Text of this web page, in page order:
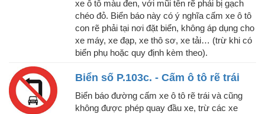
xe ô tô màu đen, với mũi tên rẽ phải bị gạch
chéo đỏ. Biển báo này có ý nghĩa cấm xe ô tô
con rẽ phải tại nơi đặt biển, không áp dụng cho
xe máy, xe đạp, xe thô sơ, xe tải… (trừ khi có
biển phụ hoặc quy định kèm theo).
Biển số P.103c. - Cấm ô tô rẽ trái
Biển báo đường cấm xe ô tô rẽ trái và cũng
không được phép quay đầu xe, trừ các xe